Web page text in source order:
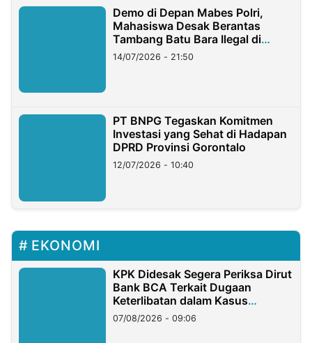
Demo di Depan Mabes Polri,
Mahasiswa Desak Berantas
Tambang Batu Bara Ilegal di
Lampung
14/07/2026 - 21:50
PT BNPG Tegaskan Komitmen
Investasi yang Sehat di Hadapan
DPRD Provinsi Gorontalo
12/07/2026 - 10:40
EKONOMI
KPK Didesak Segera Periksa Dirut
Bank BCA Terkait Dugaan
Keterlibatan dalam Kasus
Hilangnya Dana Nasabah Rp2,58
Miliar
07/08/2026 - 09:06